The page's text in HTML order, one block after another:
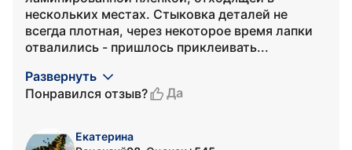
нескольких местах. Стыковка деталей не
всегда плотная, через некоторое время лапки
отвалились - пришлось приклеивать...
Развернуть
Понравился отзыв?
Да
Екатерина